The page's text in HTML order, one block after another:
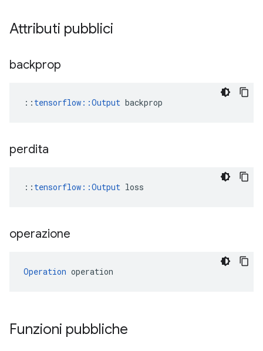
Attributi pubblici
backprop
:: tensorflow::Output backprop
perdita
:: tensorflow::Output loss
operazione
Operation operation
Funzioni pubbliche